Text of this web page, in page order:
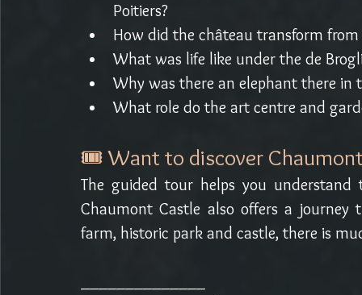
Poitiers?
How did the château transform from
What was life like under the de
Why was there an elephant there in
What role do the art centre and
🎟️ Want to discover
The guided tour helps you
Chaumont Castle also offers a journey
farm, historic park and castle, there is